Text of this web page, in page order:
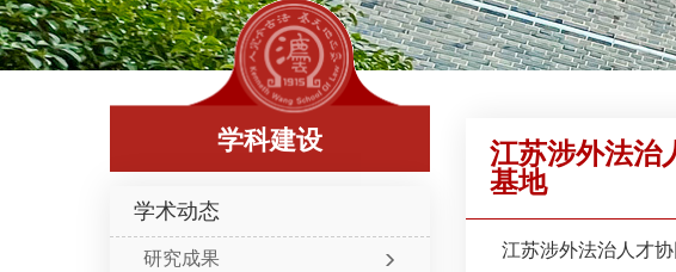
学科建设
学术动态
研究成果
江苏涉外法治
基地
江苏涉外法治人才